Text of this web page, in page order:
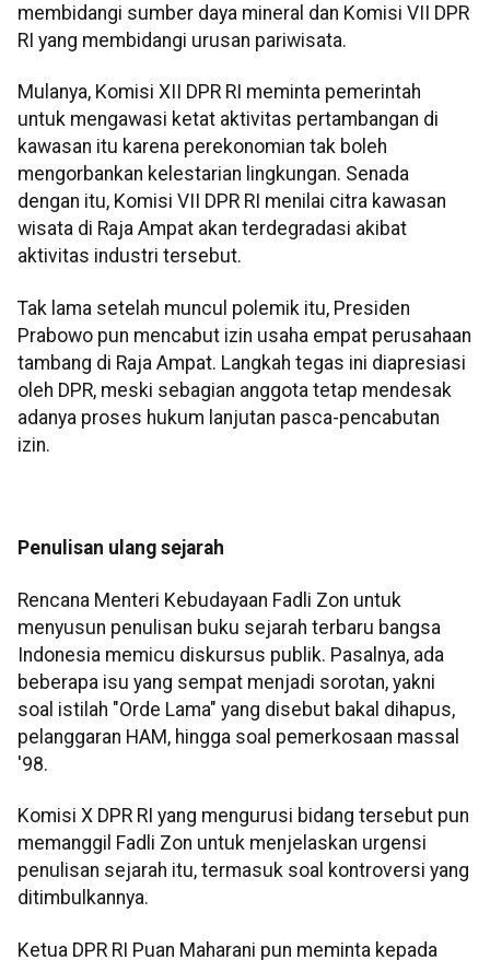
membidangi sumber daya mineral dan Komisi VII DPR
RI yang membidangi urusan pariwisata.
Mulanya, Komisi XII DPR RI meminta pemerintah
untuk mengawasi ketat aktivitas pertambangan di
kawasan itu karena perekonomian tak boleh
mengorbankan kelestarian lingkungan. Senada
dengan itu, Komisi VII DPR RI menilai citra kawasan
wisata di Raja Ampat akan terdegradasi akibat
aktivitas industri tersebut.
Tak lama setelah muncul polemik itu, Presiden
Prabowo pun mencabut izin usaha empat perusahaan
tambang di Raja Ampat. Langkah tegas ini diapresiasi
oleh DPR, meski sebagian anggota tetap mendesak
adanya proses hukum lanjutan pasca-pencabutan
izin.
Penulisan ulang sejarah
Rencana Menteri Kebudayaan Fadli Zon untuk
menyusun penulisan buku sejarah terbaru bangsa
Indonesia memicu diskursus publik. Pasalnya, ada
beberapa isu yang sempat menjadi sorotan, yakni
soal istilah "Orde Lama" yang disebut bakal dihapus,
pelanggaran HAM, hingga soal pemerkosaan massal
'98.
Komisi X DPR RI yang mengurusi bidang tersebut pun
memanggil Fadli Zon untuk menjelaskan urgensi
penulisan sejarah itu, termasuk soal kontroversi yang
ditimbulkannya.
Ketua DPR RI Puan Maharani pun meminta kepada